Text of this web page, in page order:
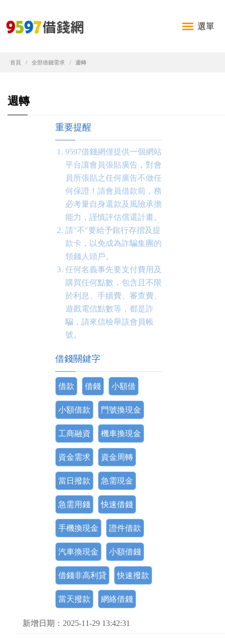
選單
首頁 全部借錢需求 週轉
週轉
重要提醒
9597借錢網僅提供一個網站
平台讓會員張貼廣告，對會
員所張貼之任何廣告不做任
何保證！請會員借款前，務
必考量自身還款及風險承擔
能力，謹慎評估償還計畫。
請"不"要給予銀行存摺及提
款卡，以免成為詐騙集團的
領錢人頭戶。
任何名義事先要支付費用及
購買任何點數，包含且不限
於利息、手續費、審查費、
遊戲電信點數等，都是詐
騙，請來信檢舉該會員帳
號。
借錢關鍵字
借款 借錢 小額借
小額借款 門號換現金
工商融資 機車換現金
資金需求 資金周轉
當日撥款 急需現金
急需用錢 快速借錢
手機換現金 證件借款
汽車換現金 小額借錢
借錢非高利貸 快速撥款
當天撥款 網絡借錢
新增日期：2025-11-29 13:42:31